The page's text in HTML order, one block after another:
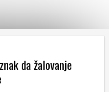
da žalovanje